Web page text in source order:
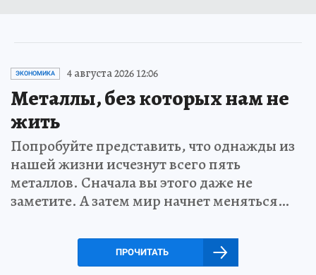
ЭКОНОМИКА 4 августа 2026 12:06
Металлы, без которых нам не
жить
Попробуйте представить, что однажды из
нашей жизни исчезнут всего пять
металлов. Сначала вы этого даже не
заметите. А затем мир начнет меняться…
ПРОЧИТАТЬ